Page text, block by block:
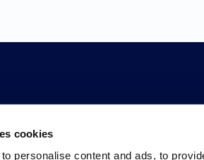
cookies
personalise content and ads, to